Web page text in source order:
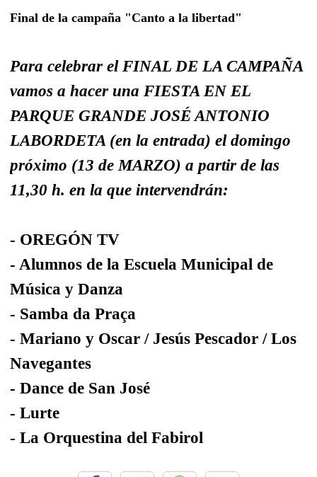
Final de la campaña "Canto a la libertad"
Para celebrar el FINAL DE LA CAMPAÑA
vamos a hacer una FIESTA EN EL
PARQUE GRANDE JOSÉ ANTONIO
LABORDETA (en la entrada) el domingo
próximo (13 de MARZO) a partir de las
11,30 h. en la que intervendrán:
- OREGÓN TV
- Alumnos de la Escuela Municipal de
Música y Danza
- Samba da Praça
- Mariano y Oscar / Jesús Pescador / Los
Navegantes
- Dance de San José
- Lurte
- La Orquestina del Fabirol